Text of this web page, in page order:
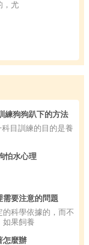
，尤
練狗狗趴下的方法
科目訓練的目的是養
怕水心理
需要注意的問題
科學依據的，而不
如果飼養
怎麼辦